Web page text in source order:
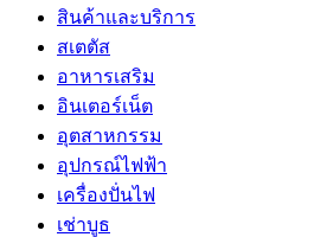
สินค้าและบริการ
สเตตัส
อาหารเสริม
อินเตอร์เน็ต
อุตสาหกรรม
อุปกรณ์ไฟฟ้า
เครื่องปั่นไฟ
เช่าบูธ